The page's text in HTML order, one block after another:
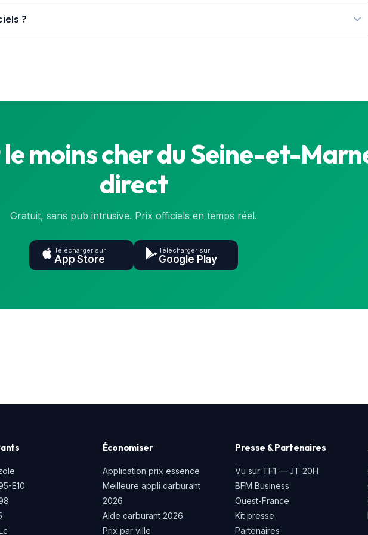
?
moins cher du Seine-et-
direct
Gratuit, sans pub intrusive. Prix officiels en temps réel.
Télécharger sur
App Store
Télécharger sur
Google Play
E10
Économiser
Application prix essence
Meilleure appli carburant
2026
Aide carburant 2026
Prix par ville
Presse & Partenaires
Vu sur TF1 — JT 20H
BFM Business
Ouest-France
Kit presse
Partenaires